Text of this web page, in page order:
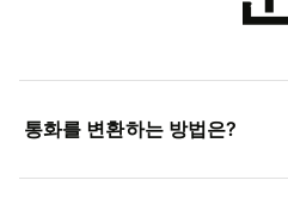
통화를 변환하는 방법은?